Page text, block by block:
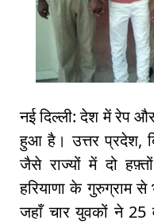
नई दिल्ली: देश में रेप
हुआ है। उत्तर प्रदेश,
जैसे राज्यों में दो
हरियाणा के गुरुग्राम
जहाँ चार युवकों ने 25